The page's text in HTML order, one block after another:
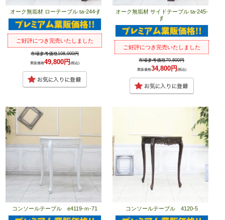
オーク無垢材 ローテーブル ta-244-jf
ご好評につき完売いたしました
市場参考価格108,000円
業販価格49,800円(税込)
オーク無垢材 サイドテーブル ta-245-
jf
ご好評につき完売いたしました
市場参考価格79,800円
業販価格34,800円 (税込)
コンソールテーブル e4119-ｍ-71 コンソールテーブル 4120-5